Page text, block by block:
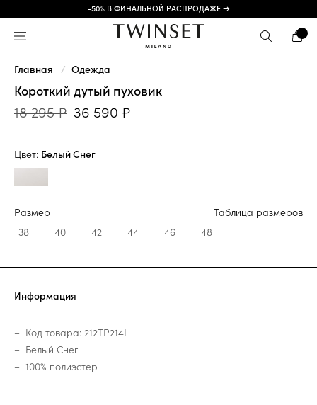
-50% В ФИНАЛЬНОЙ РАСПРОДАЖЕ →
Главная Одежда
Короткий дутый пуховик
18 295 ₽ 36 590 ₽
Цвет: Белый Снег
Размер
Таблица размеров
38
40 42 44 46 48
Информация
Код товара: 212TP214L
Белый Снег
100% полиэстер